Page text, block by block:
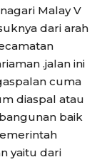
Malay V
dari arah
.jalan ini
cuma
diaspal atau
baik
yaitu dari